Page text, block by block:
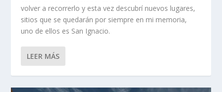
volver a recorrerlo y esta vez descubrí nuevos lugares,
sitios que se quedarán por siempre en mi memoria,
uno de ellos es San Ignacio.
LEER MÁS